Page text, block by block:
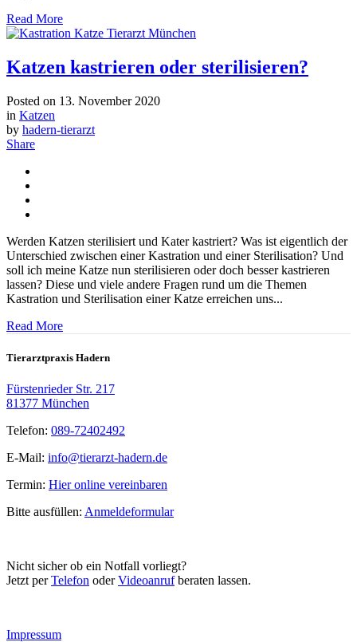
Read More
Katzen kastrieren oder sterilisieren?
Posted on 13. November 2020
in Katzen
by hadern-tierarzt
Share
Werden Katzen sterilisiert und Kater kastriert? Was ist eigentlich der
Unterschied zwischen einer Kastration und einer Sterilisation? Und
soll ich meine Katze nun sterilisieren oder doch besser kastrieren
lassen? Diese und viele andere Fragen rund um die Themen
Kastration und Sterilisation einer Katze erreichen uns...
Read More
Tierarztpraxis Hadern
Fürstenrieder Str. 217
81377 München
Telefon: 089-72402492
E-Mail: info@tierarzt-hadern.de
Termin: Hier online vereinbaren
Bitte ausfüllen: Anmeldeformular
Nicht sicher ob ein Notfall vorliegt?
Jetzt perTelefon oderVideoanrufberaten lassen.
Impressum